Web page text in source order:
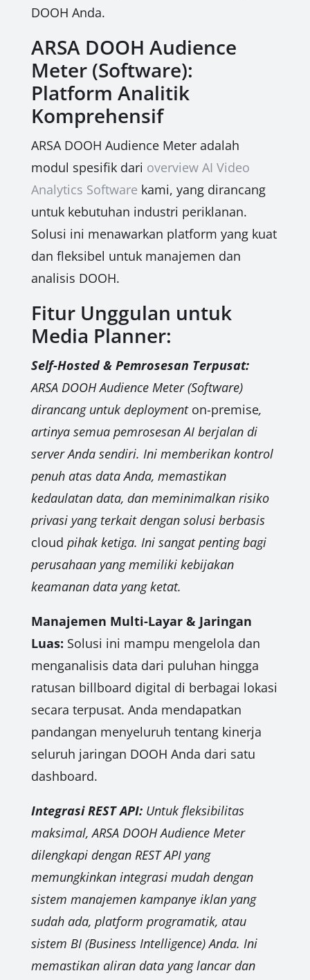
DOOH Anda.
ARSA DOOH Audience
Meter (Software):
Platform Analitik
Komprehensif
ARSA DOOH Audience Meter adalah
modul spesifik dari overview AI Video
Analytics Software kami, yang dirancang
untuk kebutuhan industri periklanan.
Solusi ini menawarkan platform yang kuat
dan fleksibel untuk manajemen dan
analisis DOOH.
Fitur Unggulan untuk
Media Planner:
Self-Hosted & Pemrosesan Terpusat:
ARSA DOOH Audience Meter (Software)
dirancang untuk deployment on-premise,
artinya semua pemrosesan AI berjalan di
server Anda sendiri. Ini memberikan kontrol
penuh atas data Anda, memastikan
kedaulatan data, dan meminimalkan risiko
privasi yang terkait dengan solusi berbasis
cloud pihak ketiga. Ini sangat penting bagi
perusahaan yang memiliki kebijakan
keamanan data yang ketat.
Manajemen Multi-Layar & Jaringan
Luas: Solusi ini mampu mengelola dan
menganalisis data dari puluhan hingga
ratusan billboard digital di berbagai lokasi
secara terpusat. Anda mendapatkan
pandangan menyeluruh tentang kinerja
seluruh jaringan DOOH Anda dari satu
dashboard.
Integrasi REST API:Untuk fleksibilitas
maksimal, ARSA DOOH Audience Meter
dilengkapi dengan REST API yang
memungkinkan integrasi mudah dengan
sistem manajemen kampanye iklan yang
sudah ada, platform programatik, atau
sistem BI (Business Intelligence) Anda. Ini
memastikan aliran data yang lancar dan